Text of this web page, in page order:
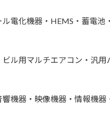
電化機器・HEMS・蓄電
ル用マルチエアコン・汎
機器・映像機器・情報機